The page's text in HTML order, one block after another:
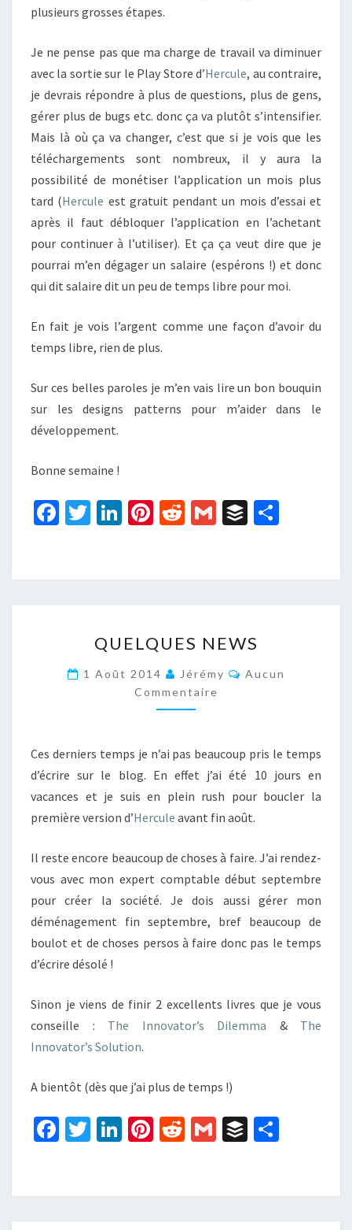
plusieurs grosses étapes.
Je ne pense pas que ma charge de travail va diminuer
avec la sortie sur le Play Store d’Hercule, au contraire,
je devrais répondre à plus de questions, plus de gens,
gérer plus de bugs etc. donc ça va plutôt s’intensifier.
Mais là où ça va changer, c’est que si je vois que les
téléchargements sont nombreux, il y aura la
possibilité de monétiser l’application un mois plus
tard (Hercule est gratuit pendant un mois d’essai et
après il faut débloquer l’application en l’achetant
pour continuer à l’utiliser). Et ça ça veut dire que je
pourrai m’en dégager un salaire (espérons !) et donc
qui dit salaire dit un peu de temps libre pour moi.
En fait je vois l’argent comme une façon d’avoir du
temps libre, rien de plus.
Sur ces belles paroles je m’en vais lire un bon bouquin
sur les designs patterns pour m’aider dans le
développement.
Bonne semaine !
Fa
o
o
T
er
Li
dI
n
Pi
es
t
R
di
t
G
l
B
er ge
r
NEWS
QUELQUES NEWS
1 Août 2014 Jérémy Commentaires
Aucun
Commentaire
Ces derniers temps je n’ai pas beaucoup pris le temps
d’écrire sur le blog. En effet j’ai été 10 jours en
vacances et je suis en plein rush pour boucler la
première version d’Hercule avant fin août.
Il reste encore beaucoup de choses à faire. J’ai rendez-
vous avec mon expert comptable début septembre
pour créer la société. Je dois aussi gérer mon
déménagement fin septembre, bref beaucoup de
boulot et de choses persos à faire donc pas le temps
d’écrire désolé !
Sinon je viens de finir 2 excellents livres que je vous
conseille : The Innovator’s Dilemma & The
Innovator’s Solution.
A bientôt (dès que j’ai plus de temps !)
Fa
o
T
er
Li
dI
Pi
es
R
di
G
l
B
er ge